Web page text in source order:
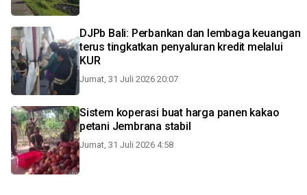
DJPb Bali: Perbankan dan lembaga keuangan
terus tingkatkan penyaluran kredit melalui
KUR
Jumat, 31 Juli 2026 20:07
Sistem koperasi buat harga panen kakao
petani Jembrana stabil
Jumat, 31 Juli 2026 4:58